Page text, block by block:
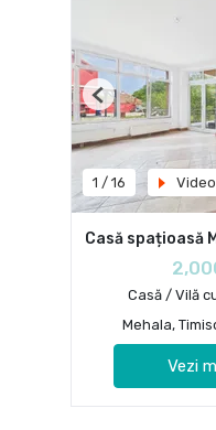
1 / 16 Video
Previous
Casă spațioasă
Casă / Vilă
Mehala,
Vezi